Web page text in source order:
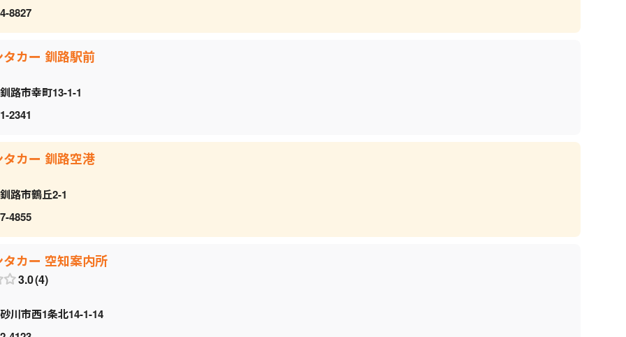
8827
カー 釧路駅前
路市幸町13-1-1
2341
カー 釧路空港
路市鶴丘2-1
4855
カー 空知案内所
3.0 4
川市西1条北14-1-14